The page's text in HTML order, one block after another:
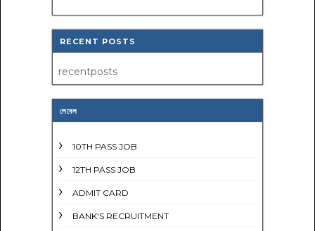
RECENT POSTS
recentposts
লেবেল
10TH PASS JOB
12TH PASS JOB
ADMIT CARD
BANK'S RECRUITMENT